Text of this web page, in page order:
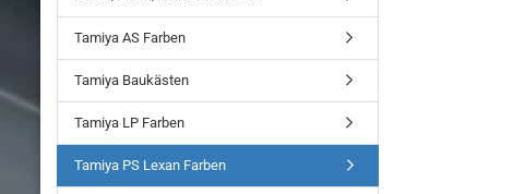
Tamiya AS Farben
Tamiya Baukästen
Tamiya LP Farben
Tamiya PS Lexan Farben